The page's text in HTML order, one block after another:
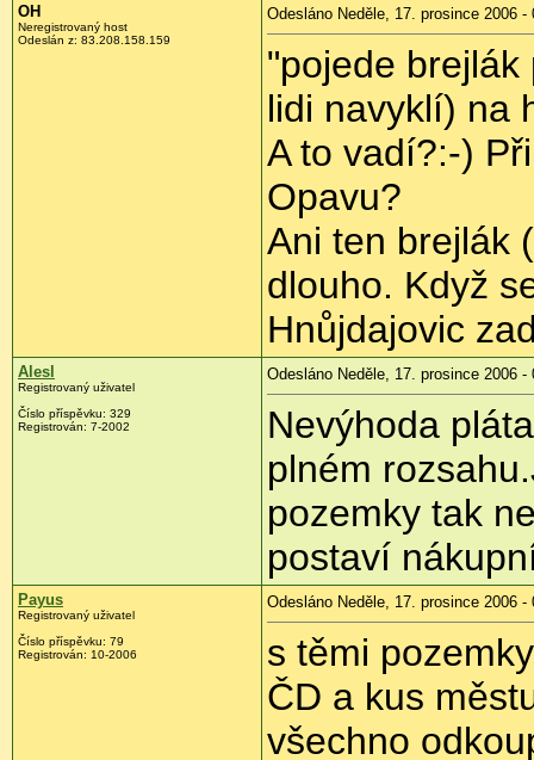
OH
Neregistrovaný host
Odeslán z: 83.208.158.159
Odesláno Neděle, 17. prosince 2006 -
"pojede
lidi navyklí) na
A to vadí?:-)
Opavu?
Ani ten brejlák
dlouho. Když
Hnůjdajovic
Alesl
Registrovaný uživatel
Číslo příspěvku: 329
Registrován: 7-2002
Odesláno Neděle, 17. prosince 2006 -
Nevýhoda
plném
pozemky tak
postaví
Payus
Registrovaný uživatel
Číslo příspěvku: 79
Registrován: 10-2006
Odesláno Neděle, 17. prosince 2006 -
s těmi
ČD a kus
všechno